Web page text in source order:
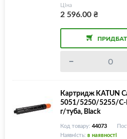
Ціна
2 596.00₴
Картридж KATUN
5051/5250/5255/C-
г/туба, Black
Код товару: 44073
Наявність: в наявності